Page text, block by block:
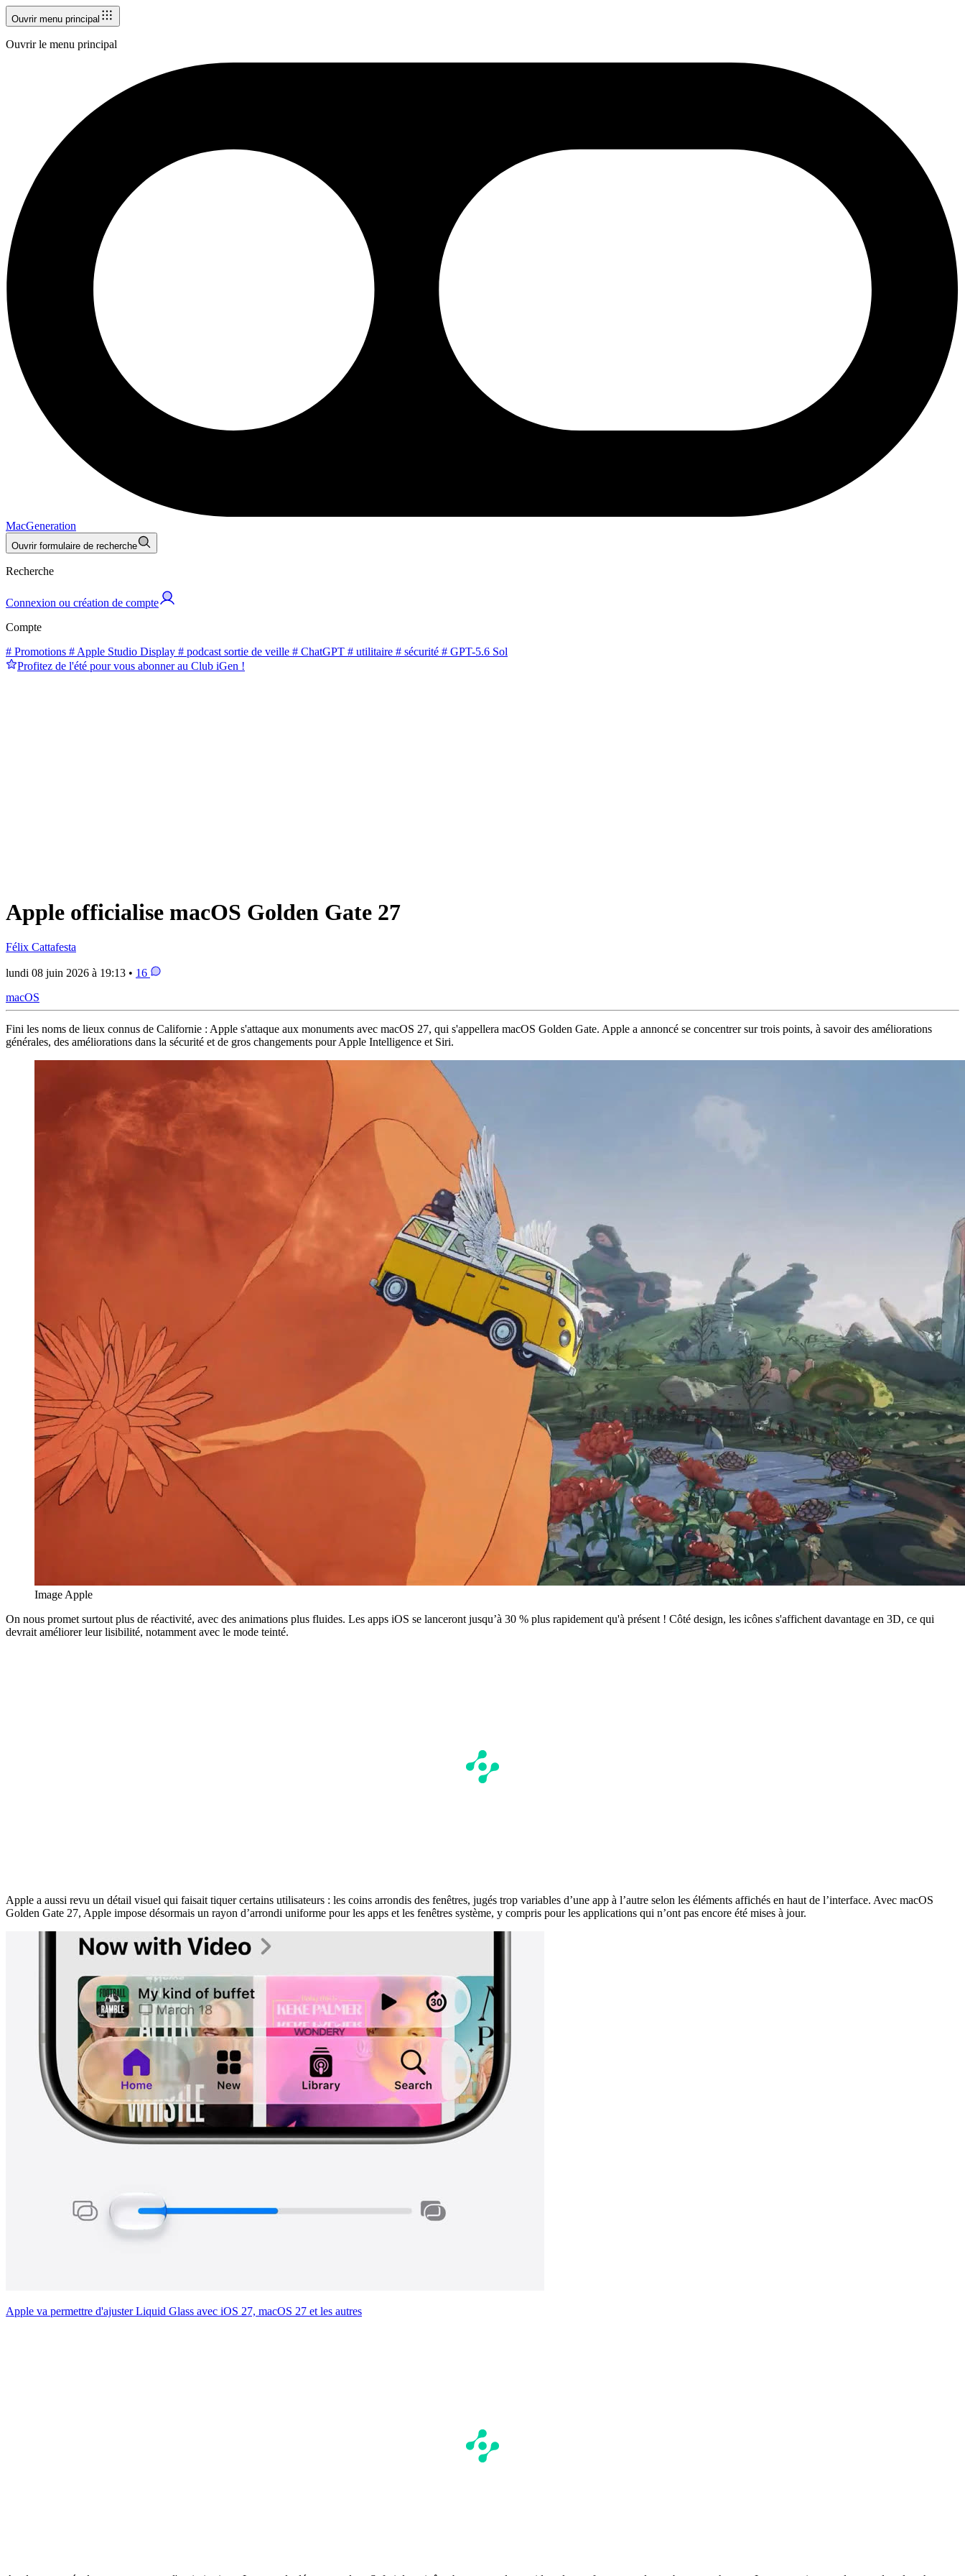
Ouvrir menu principal
Ouvrir le menu principal
MacGeneration
Ouvrir formulaire de recherche
Recherche
Connexion ou création de compte
Compte
# Promotions # Apple Studio Display # podcast sortie de veille # ChatGPT # utilitaire # sécurité # GPT-5.6 Sol
Profitez de l'été pour vous abonner au Club iGen !
Apple officialise macOS Golden Gate 27
Félix Cattafesta
lundi 08 juin 2026 à 19:13 • 16
macOS
Fini les noms de lieux connus de Californie : Apple s'attaque aux monuments avec macOS 27, qui s'appellera macOS Golden Gate. Apple a annoncé se concentrer sur trois points, à savoir des améliorations
générales, des améliorations dans la sécurité et de gros changements pour Apple Intelligence et Siri.
Image Apple
On nous promet surtout plus de réactivité, avec des animations plus fluides. Les apps iOS se lanceront jusqu’à 30 % plus rapidement qu'à présent ! Côté design, les icônes s'affichent davantage en 3D, ce qui
devrait améliorer leur lisibilité, notamment avec le mode teinté.
Apple a aussi revu un détail visuel qui faisait tiquer certains utilisateurs : les coins arrondis des fenêtres, jugés trop variables d’une app à l’autre selon les éléments affichés en haut de l’interface. Avec macOS
Golden Gate 27, Apple impose désormais un rayon d’arrondi uniforme pour les apps et les fenêtres système, y compris pour les applications qui n’ont pas encore été mises à jour.
Apple va permettre d'ajuster Liquid Glass avec iOS 27, macOS 27 et les autres